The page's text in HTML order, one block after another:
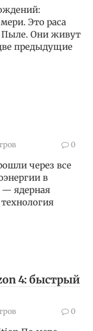
Это раса
Пыле. Они живут
предыдущие
0
через все
в
— ядерная
4: быстрый
0